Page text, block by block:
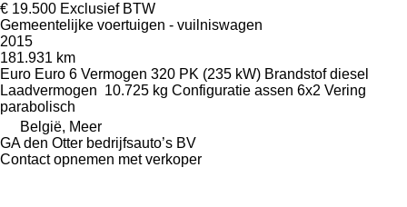
€ 19.500 Exclusief BTW
Gemeentelijke voertuigen - vuilniswagen
2015
181.931 km
Euro Euro 6 Vermogen 320 PK (235 kW) Brandstof diesel
Laadvermogen 10.725 kg Configuratie assen 6x2 Vering
parabolisch
België, Meer
GA den Otter bedrijfsauto’s BV
Contact opnemen met verkoper